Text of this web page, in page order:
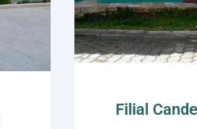
Filial